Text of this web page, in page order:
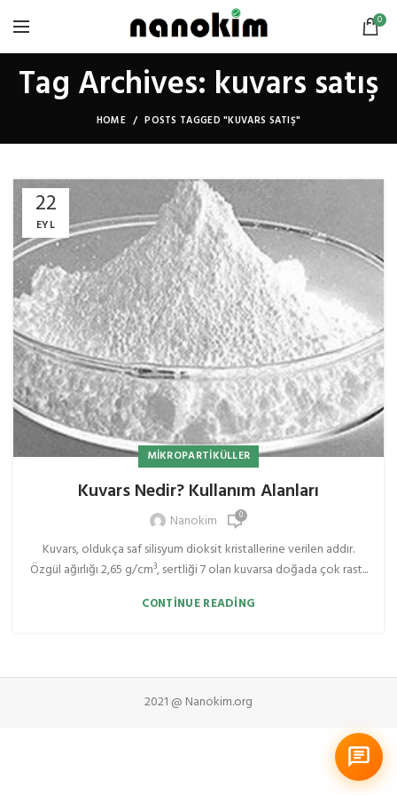
0
Tag Archives: kuvars satış
HOME POSTS TAGGED "KUVARS SATIŞ"
22
EYL
MIKROPARTIKÜLLER
Kuvars Nedir? Kullanım Alanları
Nanokim 0
Kuvars, oldukça saf silisyum dioksit kristallerine verilen addır.
Özgül ağırlığı 2,65 g/cm³, sertliği 7 olan kuvarsa doğada çok rast...
CONTINUE READING
2021 @ Nanokim.org